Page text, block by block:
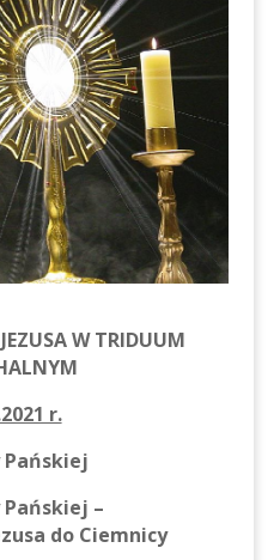
W TRIDUUM
r.
Pańskiej
–
do Ciemnicy